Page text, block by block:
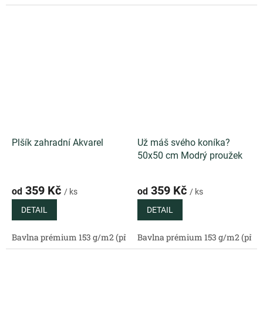
Plšík zahradní Akvarel
od 359 Kč / ks
DETAIL
Bavlna prémium 153 g/m2 (přírodní) Bavlněný satén 130 g/
Už máš svého koníka?
50x50 cm Modrý proužek
od 359 Kč / ks
DETAIL
Bavlna prémium 153 g/m2